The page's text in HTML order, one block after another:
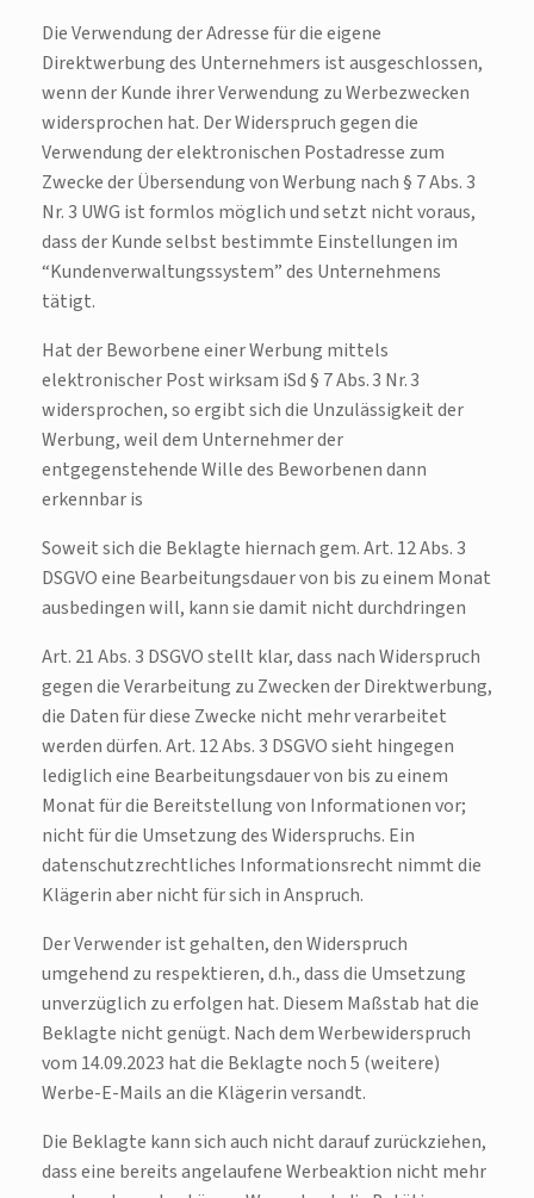
Die Verwendung der Adresse für die eigene
Direktwerbung des Unternehmers ist ausgeschlossen,
wenn der Kunde ihrer Verwendung zu Werbezwecken
widersprochen hat. Der Widerspruch gegen die
Verwendung der elektronischen Postadresse zum
Zwecke der Übersendung von Werbung nach § 7 Abs. 3
Nr. 3 UWG ist formlos möglich und setzt nicht voraus,
dass der Kunde selbst bestimmte Einstellungen im
“Kundenverwaltungssystem” des Unternehmens
tätigt.
Hat der Beworbene einer Werbung mittels
elektronischer Post wirksam iSd § 7 Abs. 3 Nr. 3
widersprochen, so ergibt sich die Unzulässigkeit der
Werbung, weil dem Unternehmer der
entgegenstehende Wille des Beworbenen dann
erkennbar is
Soweit sich die Beklagte hiernach gem. Art. 12 Abs. 3
DSGVO eine Bearbeitungsdauer von bis zu einem Monat
ausbedingen will, kann sie damit nicht durchdringen
Art. 21 Abs. 3 DSGVO stellt klar, dass nach Widerspruch
gegen die Verarbeitung zu Zwecken der Direktwerbung,
die Daten für diese Zwecke nicht mehr verarbeitet
werden dürfen. Art. 12 Abs. 3 DSGVO sieht hingegen
lediglich eine Bearbeitungsdauer von bis zu einem
Monat für die Bereitstellung von Informationen vor;
nicht für die Umsetzung des Widerspruchs. Ein
datenschutzrechtliches Informationsrecht nimmt die
Klägerin aber nicht für sich in Anspruch.
Der Verwender ist gehalten, den Widerspruch
umgehend zu respektieren, d.h., dass die Umsetzung
unverzüglich zu erfolgen hat. Diesem Maßstab hat die
Beklagte nicht genügt. Nach dem Werbewiderspruch
vom 14.09.2023 hat die Beklagte noch 5 (weitere)
Werbe-E-Mails an die Klägerin versandt.
Die Beklagte kann sich auch nicht darauf zurückziehen,
dass eine bereits angelaufene Werbeaktion nicht mehr